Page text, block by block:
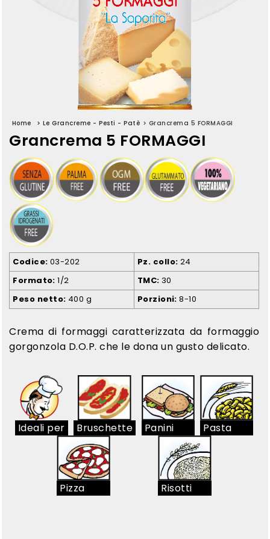
Home > Le Grancreme - Pesti - Patè > Grancrema 5 FORMAGGI
Grancrema 5 FORMAGGI
Codice 03-202 Pz. collo 24
Formato 1/2 TMC 30
Peso netto 400 g Porzioni 8-10
Crema di formaggi caratterizzata da formaggio
gorgonzola D.O.P. che le dona un gusto delicato.
Ideali per Bruschette Panini Pasta
Pizza Risotti